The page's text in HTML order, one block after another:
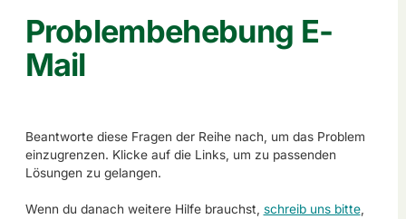
Problembehebung E-
Mail
Beantworte diese Fragen der Reihe nach, um das Problem
einzugrenzen. Klicke auf die Links, um zu passenden
Lösungen zu gelangen.
Wenn du danach weitere Hilfe brauchst, schreib uns bitte,